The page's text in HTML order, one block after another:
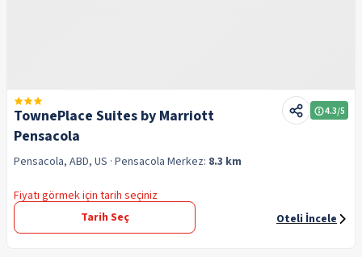
TownePlace Suites by Marriott
Pensacola
4.3/5
Pensacola, ABD, US · Pensacola Merkez: 8.3 km
Fiyatı görmek için tarih seçiniz
Tarih Seç
Oteli İncele